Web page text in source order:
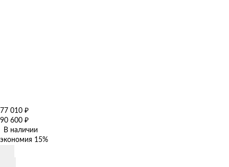
77 010 ₽
90 600 ₽
В наличии
экономия 15%